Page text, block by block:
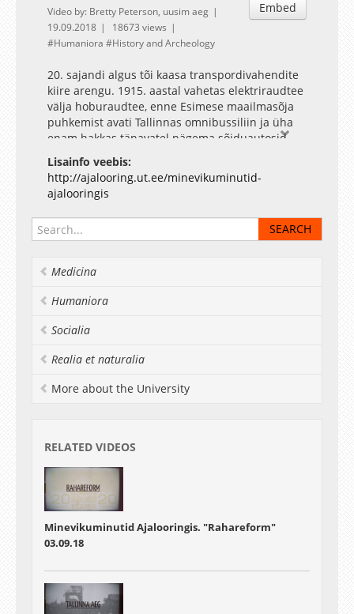
Embed
Video by: Bretty Peterson, uusim aeg
19.09.2018
18673 views
Humaniora
History and Archeology
20. sajandi algus tõi kaasa transpordivahendite
kiire arengu. 1915. aastal vahetas elektriraudtee
välja hoburaudtee, enne Esimese maailmasõja
puhkemist avati Tallinnas omnibussiliin ja üha
enam hakkas tänavatel nägema sõiduautosid.
Lisainfo veebis:
http://ajalooring.ut.ee/minevikuminutid-
ajalooringis
Medicina
Humaniora
Socialia
Realia et naturalia
More about the University
RELATED VIDEOS
Minevikuminutid Ajalooringis. "Rahareform"
03.09.18